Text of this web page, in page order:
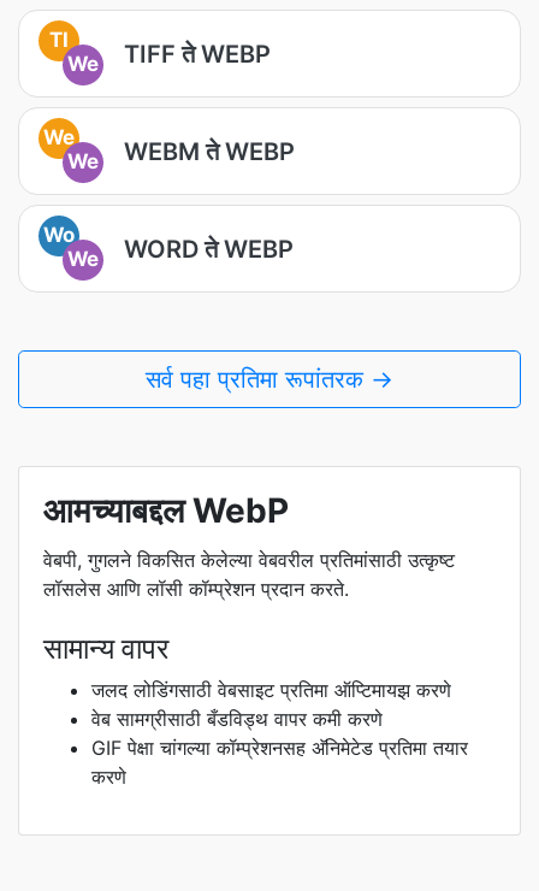
TI
We
TIFF ते WEBP
We
We
WEBM ते WEBP
Wo
We
WORD ते WEBP
सर्व पहा प्रतिमा रूपांतरक →
आमच्याबद्दल WebP
वेबपी, गुगलने विकसित केलेल्या वेबवरील प्रतिमांसाठी उत्कृष्ट
लॉसलेस आणि लॉसी कॉम्प्रेशन प्रदान करते.
सामान्य वापर
जलद लोडिंगसाठी वेबसाइट प्रतिमा ऑप्टिमायझ करणे
वेब सामग्रीसाठी बँडविड्थ वापर कमी करणे
GIF पेक्षा चांगल्या कॉम्प्रेशनसह अ‍ॅनिमेटेड प्रतिमा तयार
करणे